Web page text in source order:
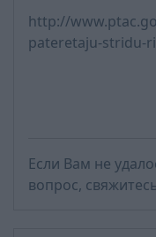
http://
pateretaju-stridu-
Если Вам не
вопрос,